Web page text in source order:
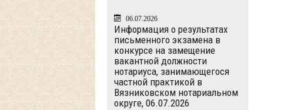
06.07.2026
Информация о результатах
письменного экзамена в
конкурсе на замещение
вакантной должности
нотариуса, занимающегося
частной практикой в
Вязниковском нотариальном
округе, 06.07.2026